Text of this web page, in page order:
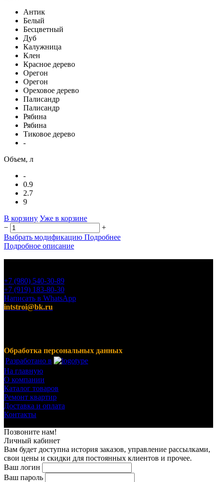
Антик
Белый
Бесцветный
Дуб
Калужница
Клен
Красное дерево
Орегон
Орегон
Ореховое дерево
Палисандр
Палисандр
Рябина
Рябина
Тиковое дерево
-
Объем, л
-
0.9
2.7
9
В корзину Уже в корзине
−
+
Выбрать модификацию Подробнее
Подробное описание
+7 (980) 540-30-89
+7 (919) 183-80-30
Написать в WhatsApp
intstroi@bk.ru
Обработка персональных данных
Разработано в
На главную
О компании
Каталог товаров
Ремонт квартир
Доставка и оплата
Контакты
Позвоните нам!
Личный кабинет
Вам будет доступна история заказов, управление рассылками,
свои цены и скидки для постоянных клиентов и прочее.
Ваш логин
Ваш пароль